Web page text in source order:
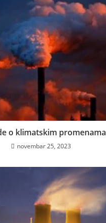
o klimatskim promenama
novembar 25, 2023